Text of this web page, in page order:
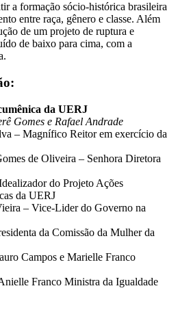
a formação sócio-histórica brasileira
entre raça, gênero e classe. Além
de um projeto de ruptura e
de baixo para cima, com a
da UERJ
Gomes e Rafael Andrade
– Magnífico Reitor em exercício da
de Oliveira – Senhora Diretora
do Projeto Ações
da UERJ
– Vice-Lider do Governo na
da Comissão da Mulher da
Campos e Marielle Franco
Franco Ministra da Igualdade